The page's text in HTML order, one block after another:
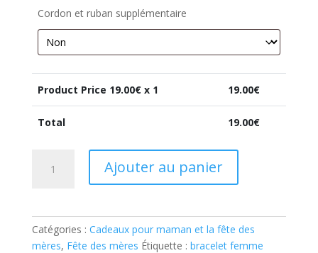
Cordon et ruban supplémentaire
Product Price 19.00€ x 1 19.00€
Total 19.00€
pour
maman
Ajouter au panier
Catégories : Cadeaux pour maman et la fête des
mères, Fête des mères Étiquette : bracelet femme